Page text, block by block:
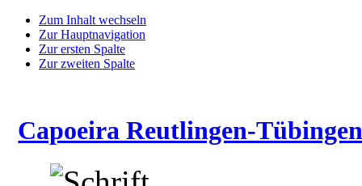
Zum Inhalt wechseln
Zur Hauptnavigation
Zur ersten Spalte
Zur zweiten Spalte
Capoeira Reutlingen-